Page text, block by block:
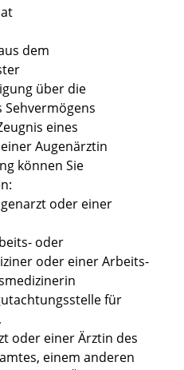
dem
über die
eines
Augenärztin
können Sie
oder einer
oder
oder einer Arbeits-
für
oder einer Ärztin des
einem anderen